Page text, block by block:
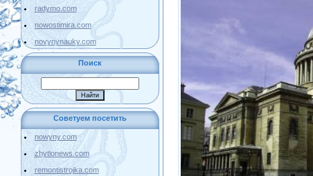
radymo.com
nowostimira.com
novynynauky.com
Поиск
Советуем посетить
nowyny.com
zhytlonews.com
remontistrojka.com